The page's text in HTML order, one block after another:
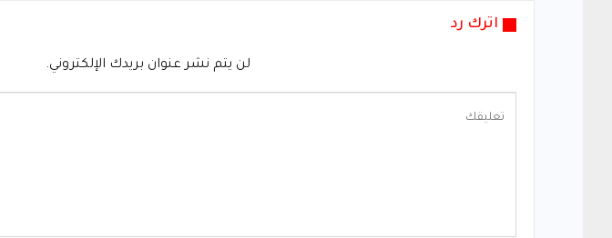
اترك رد
لن يتم نشر عنوان بريدك الإلكتروني.